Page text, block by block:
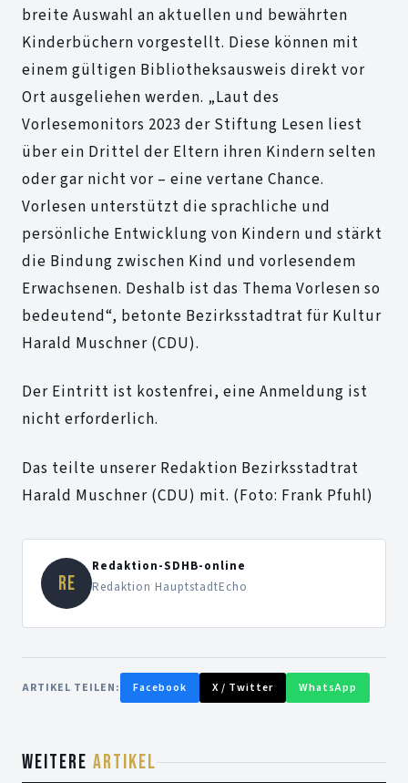
breite Auswahl an aktuellen und bewährten
Kinderbüchern vorgestellt. Diese können mit
einem gültigen Bibliotheksausweis direkt vor
Ort ausgeliehen werden. „Laut des
Vorlesemonitors 2023 der Stiftung Lesen liest
über ein Drittel der Eltern ihren Kindern selten
oder gar nicht vor – eine vertane Chance.
Vorlesen unterstützt die sprachliche und
persönliche Entwicklung von Kindern und stärkt
die Bindung zwischen Kind und vorlesendem
Erwachsenen. Deshalb ist das Thema Vorlesen so
bedeutend“, betonte Bezirksstadtrat für Kultur
Harald Muschner (CDU).
Der Eintritt ist kostenfrei, eine Anmeldung ist
nicht erforderlich.
Das teilte unserer Redaktion Bezirksstadtrat
Harald Muschner (CDU) mit. (Foto: Frank Pfuhl)
RE
Redaktion-SDHB-online
Redaktion HauptstadtEcho
ARTIKEL TEILEN: Facebook X / Twitter WhatsApp
WEITERE ARTIKEL